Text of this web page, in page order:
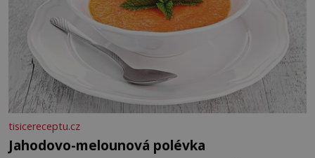
tisicereceptu.cz
Jahodovo-melounová polévka